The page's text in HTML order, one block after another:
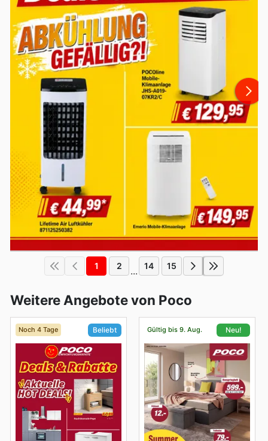
1 2 ... 14 15
Weitere Angebote von Poco
Noch 4 Tage Beliebt Gültig bis 9. Aug. Neu!